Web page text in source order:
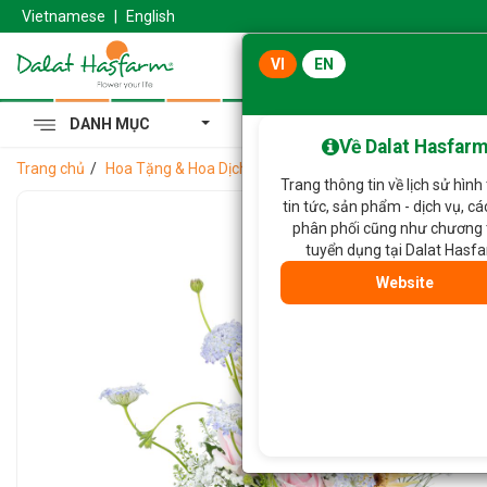
Vietnamese English
DANH MỤC
Trang chủ Hoa Tặng & Hoa Dịch Vụ
VI EN
Về Dalat Hasfarm
Trang thông tin về lịch sử hình
tin tức, sản phẩm - dịch vụ,
phân phối cũng như chương
tuyển dụng tại Dalat
Website